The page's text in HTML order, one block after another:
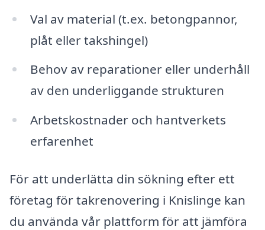
Val av material (t.ex. betongpannor,
plåt eller takshingel)
Behov av reparationer eller underhåll
av den underliggande strukturen
Arbetskostnader och hantverkets
erfarenhet
För att underlätta din sökning efter ett
företag för takrenovering i Knislinge kan
du använda vår plattform för att jämföra